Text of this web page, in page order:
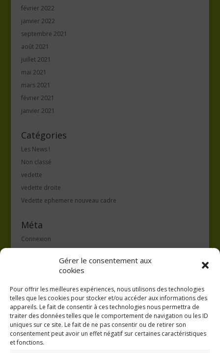
Gérer le consentement aux
cookies
Pour offrir les meilleures expériences, nous utilisons des technologies
telles que les cookies pour stocker et/ou accéder aux informations des
appareils. Le fait de consentir à ces technologies nous permettra de
traiter des données telles que le comportement de navigation ou les ID
uniques sur ce site. Le fait de ne pas consentir ou de retirer son
consentement peut avoir un effet négatif sur certaines caractéristiques
et fonctions.
février 2022
janvier 2022
septembre 2021
août 2021
juillet 2021
mai 2021
mars 2021
février 2021
janvier 2021
Catégories
Les News !
Non classé
vedette
vedette droite
Vedette ephemere nouveau cadre
Méta
Connexion
Flux des commentaires
GAEC A la volée
Kergreach - Loperhet